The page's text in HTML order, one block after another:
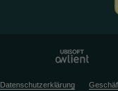
Datenschutzerklärung